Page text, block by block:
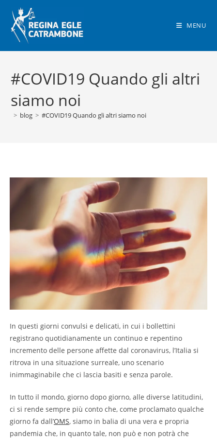
contenuto
MENU
#COVID19 Quando gli altri
siamo noi
> blog > #COVID19 Quando gli altri siamo noi
In questi giorni convulsi e delicati, in cui i bollettini
registrano quotidianamente un continuo e repentino
incremento delle persone affette dal coronavirus, l’Italia si
ritrova in una situazione surreale, uno scenario
inimmaginabile che ci lascia basiti e senza parole.
In tutto il mondo, giorno dopo giorno, alle diverse latitudini,
ci si rende sempre più conto che, come proclamato qualche
giorno fa dall’OMS, siamo in balia di una vera e propria
pandemia che, in quanto tale, non può e non potrà che